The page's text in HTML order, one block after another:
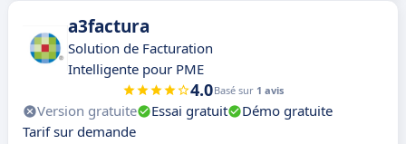
a3factura
Solution de Facturation
Intelligente pour PME
4.0Basé sur 1 avis
Version gratuite Essai gratuit
Démo gratuite
Tarif sur demande